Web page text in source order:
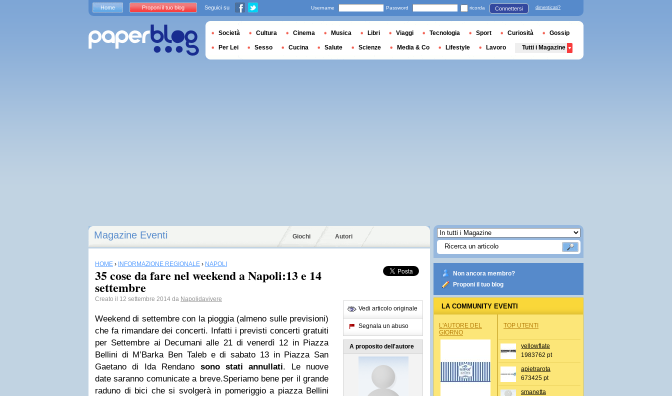
Magazine Eventi Giochi Autori
HOME › INFORMAZIONE REGIONALE › NAPOLI
35 cose da fare nel weekend a Napoli:13 e 14
settembre
Creato il 12 settembre 2014 da Napolidavivere
Weekend di settembre con la pioggia (almeno sulle previsioni)
che fa rimandare dei concerti. Infatti i previsti concerti gratuiti
per Settembre ai Decumani alle 21 di venerdì 12 in Piazza
Bellini di M’Barka Ben Taleb e di sabato 13 in Piazza San
Gaetano di Ida Rendano sono stati annullati. Le nuove
date saranno comunicate a breve.Speriamo bene per il grande
raduno di bici che si svolgerà in pomeriggio a piazza Bellini
Vedi articolo originale
Segnala un abuso
A proposito dell'autore
Non ancora membro?
Proponi il tuo blog
LA COMMUNITY EVENTI
L'AUTORE DEL
GIORNO
TOP UTENTI
yellowflate
1983762 pt
apietrarota
673425 pt
smanetta
Home Proponi il tuo blog Seguici su Username Password ricorda Connettersi dimenticati?
Società Cultura Cinema Musica Libri Viaggi Tecnologia Sport Curiosità Gossip
Per Lei Sesso Cucina Salute Scienze Media & Co Lifestyle Lavoro Tutti i Magazine